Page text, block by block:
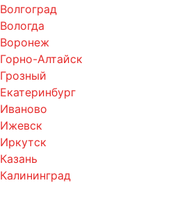
Волгоград
Вологда
Воронеж
Горно-Алтайск
Грозный
Екатеринбург
Иваново
Ижевск
Иркутск
Казань
Калининград